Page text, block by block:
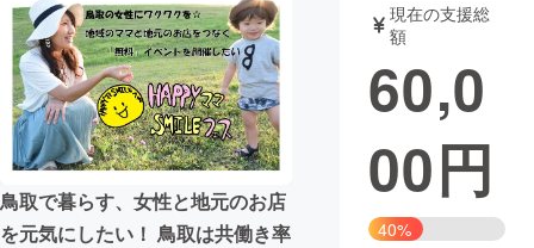
テクノロジー・ガジェット
映像・映画 書籍・雑誌
ビジネス・起業 チャレンジ
まちづくり・地域活性化
鳥取で暮らす、女性と地元のお店
を元気にしたい！ 鳥取は共働き率
現在の支援総
額
60,0
00円
40%